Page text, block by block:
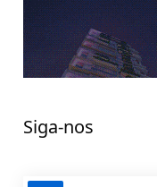
Siga-nos